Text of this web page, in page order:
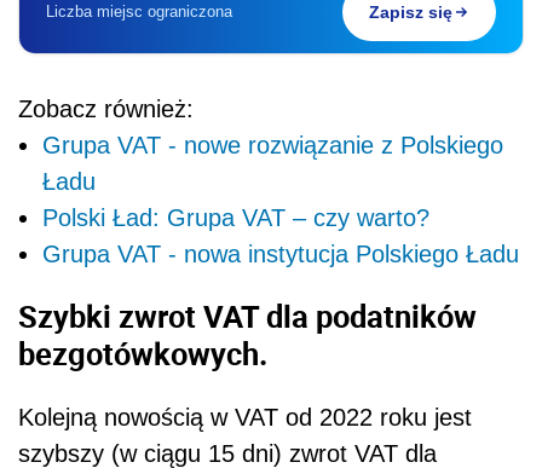
Liczba miejsc ograniczona Zapisz się
Zobacz również:
Grupa VAT - nowe rozwiązanie z Polskiego
Ładu
Polski Ład: Grupa VAT – czy warto?
Grupa VAT - nowa instytucja Polskiego Ładu
Szybki zwrot VAT dla podatników
bezgotówkowych.
Kolejną nowością w VAT od 2022 roku jest
szybszy (w ciągu 15 dni) zwrot VAT dla